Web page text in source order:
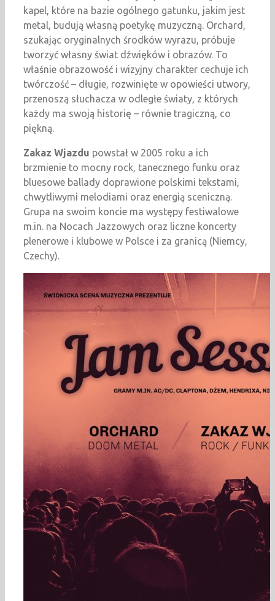
kapel, które na bazie ogólnego gatunku, jakim jest
metal, budują własną poetykę muzyczną. Orchard,
szukając oryginalnych środków wyrazu, próbuje
tworzyć własny świat dźwięków i obrazów. To
właśnie obrazowość i wizyjny charakter cechuje ich
twórczość – długie, rozwinięte w opowieści utwory,
przenoszą słuchacza w odległe światy, z których
każdy ma swoją historię – równie tragiczną, co
piękną.
Zakaz Wjazdu powstał w 2005 roku a ich
brzmienie to mocny rock, tanecznego funku oraz
bluesowe ballady doprawione polskimi tekstami,
chwytliwymi melodiami oraz energią sceniczną.
Grupa na swoim koncie ma występy festiwalowe
m.in. na Nocach Jazzowych oraz liczne koncerty
plenerowe i klubowe w Polsce i za granicą (Niemcy,
Czechy).